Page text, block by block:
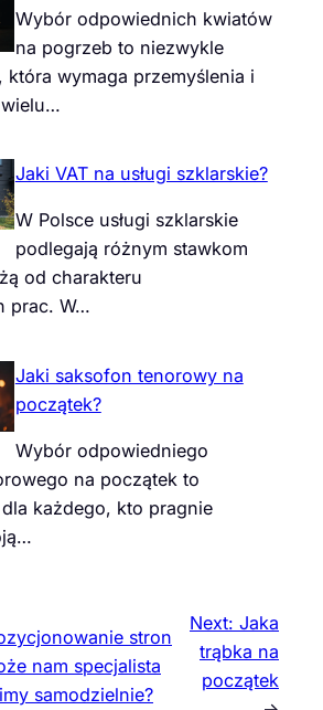
Wybór odpowiednich kwiatów
na pogrzeb to niezwykle
która wymaga przemyślenia i
Jaki VAT na usługi szklarskie?
W Polsce usługi szklarskie
podlegają różnym stawkom
od charakteru
prac. W…
Jaki saksofon tenorowy na
początek?
Wybór odpowiedniego
na początek to
każdego, kto pragnie
stron
nam specjalista
samodzielnie?
Next: Jaka
trąbka na
początek